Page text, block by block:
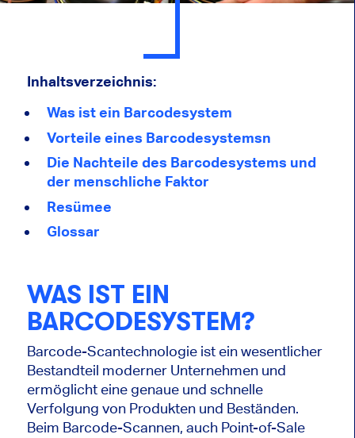
Inhaltsverzeichnis:
Was ist ein Barcodesystem
Vorteile eines Barcodesystemsn
Die Nachteile des Barcodesystems und
der menschliche Faktor
Resümee
Glossar
WAS IST EIN
BARCODESYSTEM?
Barcode-Scantechnologie ist ein wesentlicher
Bestandteil moderner Unternehmen und
ermöglicht eine genaue und schnelle
Verfolgung von Produkten und Beständen.
Beim Barcode-Scannen, auch Point-of-Sale